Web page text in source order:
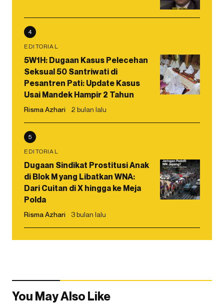
4
EDITORIAL
5W1H: Dugaan Kasus Pelecehan
Seksual 50 Santriwati di
Pesantren Pati: Update Kasus
Usai Mandek Hampir 2 Tahun
Risma Azhari 2 bulan lalu
5
EDITORIAL
Dugaan Sindikat Prostitusi Anak
di Blok M yang Libatkan WNA:
Dari Cuitan di X hingga ke Meja
Polda
Risma Azhari 3 bulan lalu
You May Also Like